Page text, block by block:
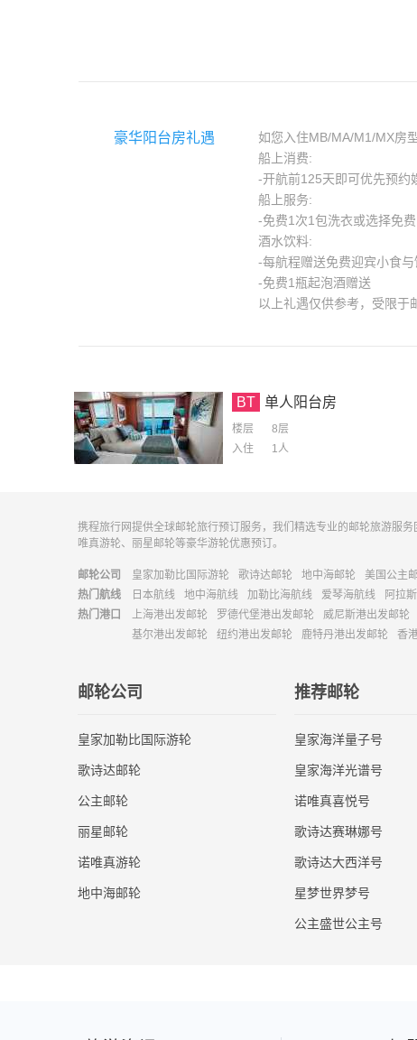
豪华阳台房礼遇
如您入住MB/MA/M1/MX房
船上消费:
-开航前125天即可优先预约
船上服务:
-免费1次1包洗衣或选择免
酒水饮料:
-每航程赠送免费迎宾小食与
-免费1瓶起泡酒赠送
以上礼遇仅供参考，受限于
BT 单人阳台房
楼层
8层
入住
1人
携程旅行网提供全球邮轮旅行预订服务，我们精选专业的邮轮旅游服
唯真游轮、丽星邮轮等豪华游轮优惠预订。
邮轮公司 皇家加勒比国际游轮 歌诗达邮轮 地中海邮轮 美国公主
热门航线
日本航线 地中海航线 加勒比海航线 爱琴海航线 阿拉
热门港口
上海港出发邮轮 罗德代堡港出发邮轮 威尼斯港出发邮轮
基尔港出发邮轮
纽约港出发邮轮 鹿特丹港出发邮轮 香
邮轮公司
皇家加勒比国际游轮
歌诗达邮轮
公主邮轮
丽星邮轮
诺唯真游轮
地中海邮轮
推荐邮轮
皇家海洋量子号
皇家海洋光谱号
诺唯真喜悦号
歌诗达赛琳娜号
歌诗达大西洋号
星梦世界梦号
公主盛世公主号